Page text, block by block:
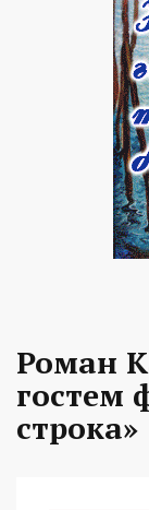
Роман
гостем
строка»